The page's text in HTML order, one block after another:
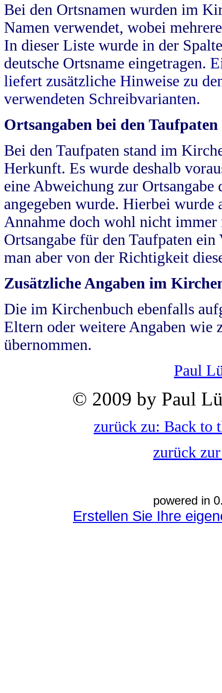
Bei den Ortsnamen wurden im
Namen verwendet, wobei
In dieser Liste wurde in der
deutsche Ortsname eingetragen.
liefert zusätzliche Hinweise zu
verwendeten Schreibvarianten.
Ortsangaben bei den Taufpaten
Bei den Taufpaten stand im
Herkunft. Es wurde deshalb
eine Abweichung zur
angegeben wurde. Hierbei wurde
Annahme doch wohl nicht
Ortsangabe für den Taufpaten
man aber von der Richtigkeit
Zusätzliche Angaben im
Die im Kirchenbuch ebenfalls
Eltern oder weitere Angaben wie
übernommen.
Paul
© 2009 by Paul
zurück zu: Back to
zurück
powered in
Erstellen Sie Ihre